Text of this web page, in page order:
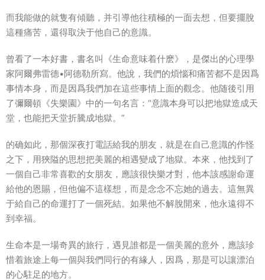
而我能做的就隻有傾聽，并引導他往積極的一面去想，但要擺脫
這種痛苦 ，還得取決于他自己的意識。
曾看了一本好書，書名叫《生命意味着什麽》，是傑出的心理學
家阿爾弗雷德•阿德勒所寫。他說，我們的煩惱和痛苦都不是因爲
事情本身，而是因爲我們加在這些事情上面的觀念。他随後引用
了彌爾頓《失樂園》中的一句名言：“意識本身可以把地獄造成天
堂，也能把天堂折騰成地獄。”
的确如此，那個深夜打電話給我的朋友，就是在自己意識的作怪
之下，用狹隘的思想把美麗的相遇變成了地獄。本來，他找到了
一個自己非常喜歡的女朋友，應該很快樂才對，他本該感謝命運
給他的恩賜，但他偏不這樣想，而是念念不忘她的過去。這無異
于給自己的命運打了一個死結。如果他不解脫開來，他永遠得不
到幸福。
生命本是一場奇異的旅行，遇見誰都是一個美麗的意外，應該珍
惜着旅途上每一個與我們同行的有緣人，因爲，那是可以讓漂泊
的心駐足的地方。